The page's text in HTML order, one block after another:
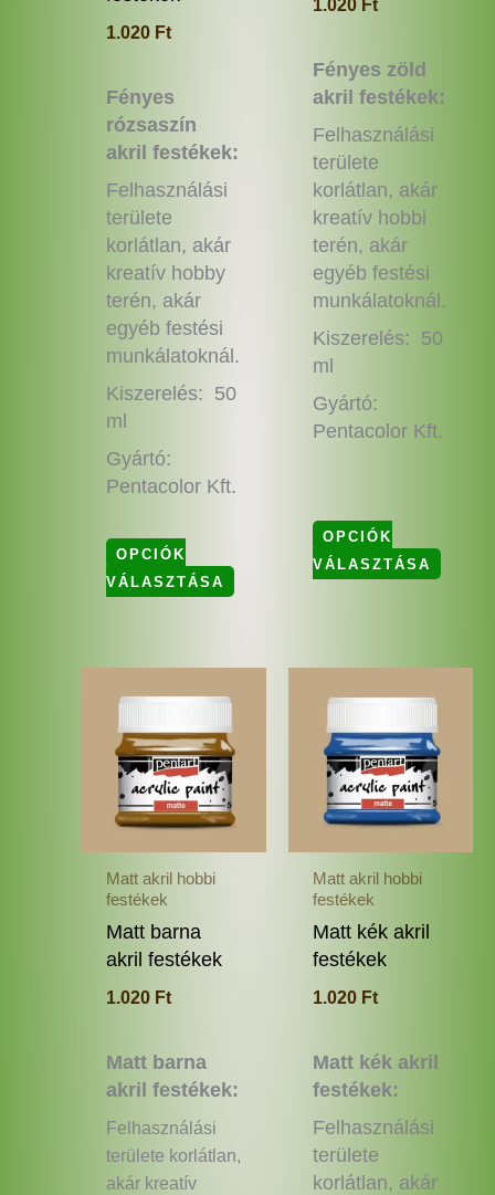
1.020 Ft
Fényes
rózsaszín
akril festékek:
Felhasználási
területe
korlátlan, akár
kreatív hobby
terén, akár
egyéb festési
munkálatoknál.
Kiszerelés: 50
ml
Gyártó:
Pentacolor Kft.
OPCIÓK
VÁLASZTÁSA
1.020 Ft
Fényes zöld
akril festékek:
Felhasználási
területe
korlátlan, akár
kreatív hobbi
terén, akár
egyéb festési
munkálatoknál.
Kiszerelés: 50
ml
Gyártó:
Pentacolor Kft.
OPCIÓK
VÁLASZTÁSA
Matt akril hobbi
festékek
Matt barna
akril festékek
1.020 Ft
Matt barna
akril festékek:
Felhasználási
területe korlátlan,
akár kreatív
terméknek
több
van.
változatok
termékoldalon
választhatók
Matt akril hobbi
festékek
Matt kék akril
festékek
1.020 Ft
Matt kék akril
festékek:
Felhasználási
területe
korlátlan, akár
van.